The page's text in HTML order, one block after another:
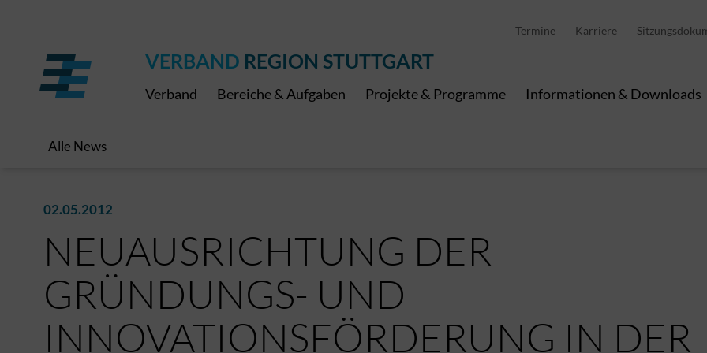
Termine Karriere
VERBAND REGION STUTTGART
Verband Bereiche & Aufgaben Projekte & Programme Informationen & Downloads
Alle News
02.05.2012
NEUAUSRICHTUNG DER
GRÜNDUNGS- UND
INNOVATIONSFÖRDERUNG IN DER